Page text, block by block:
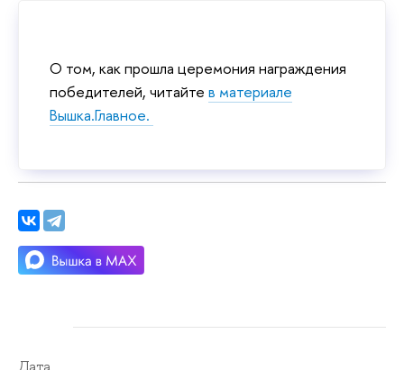
О том, как прошла церемония награждения
победителей, читайте в материале
Вышка.Главное.